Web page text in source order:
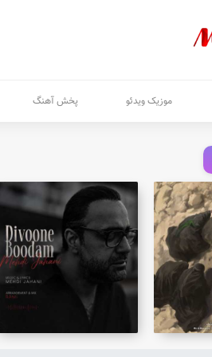
موزیک ویدئو پخش آهنگ